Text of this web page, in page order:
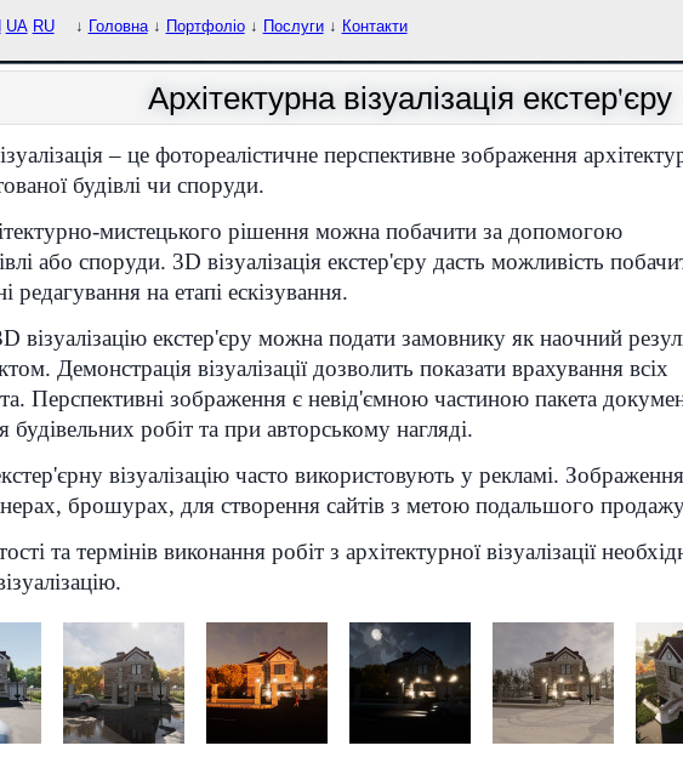
UA RU ↓ Головна↓ Портфоліо↓ Послуги↓ Контакти
Архітектурна візуалізація екстер'єру
– це фотореалістичне перспективне зображення
будівлі чи споруди.
мистецького рішення можна побачити за допомогою
або споруди. 3D візуалізація екстер'єру дасть можливість
редагування на етапі ескізування.
візуалізацію екстер'єру можна подати замовнику як наочний
Демонстрація візуалізації дозволить показати врахування всіх
Перспективні зображення є невід'ємною частиною пакета
будівельних робіт та при авторському нагляді.
візуалізацію часто використовують у рекламі.
брошурах, для створення сайтів з метою подальшого
та термінів виконання робіт з архітектурної візуалізації